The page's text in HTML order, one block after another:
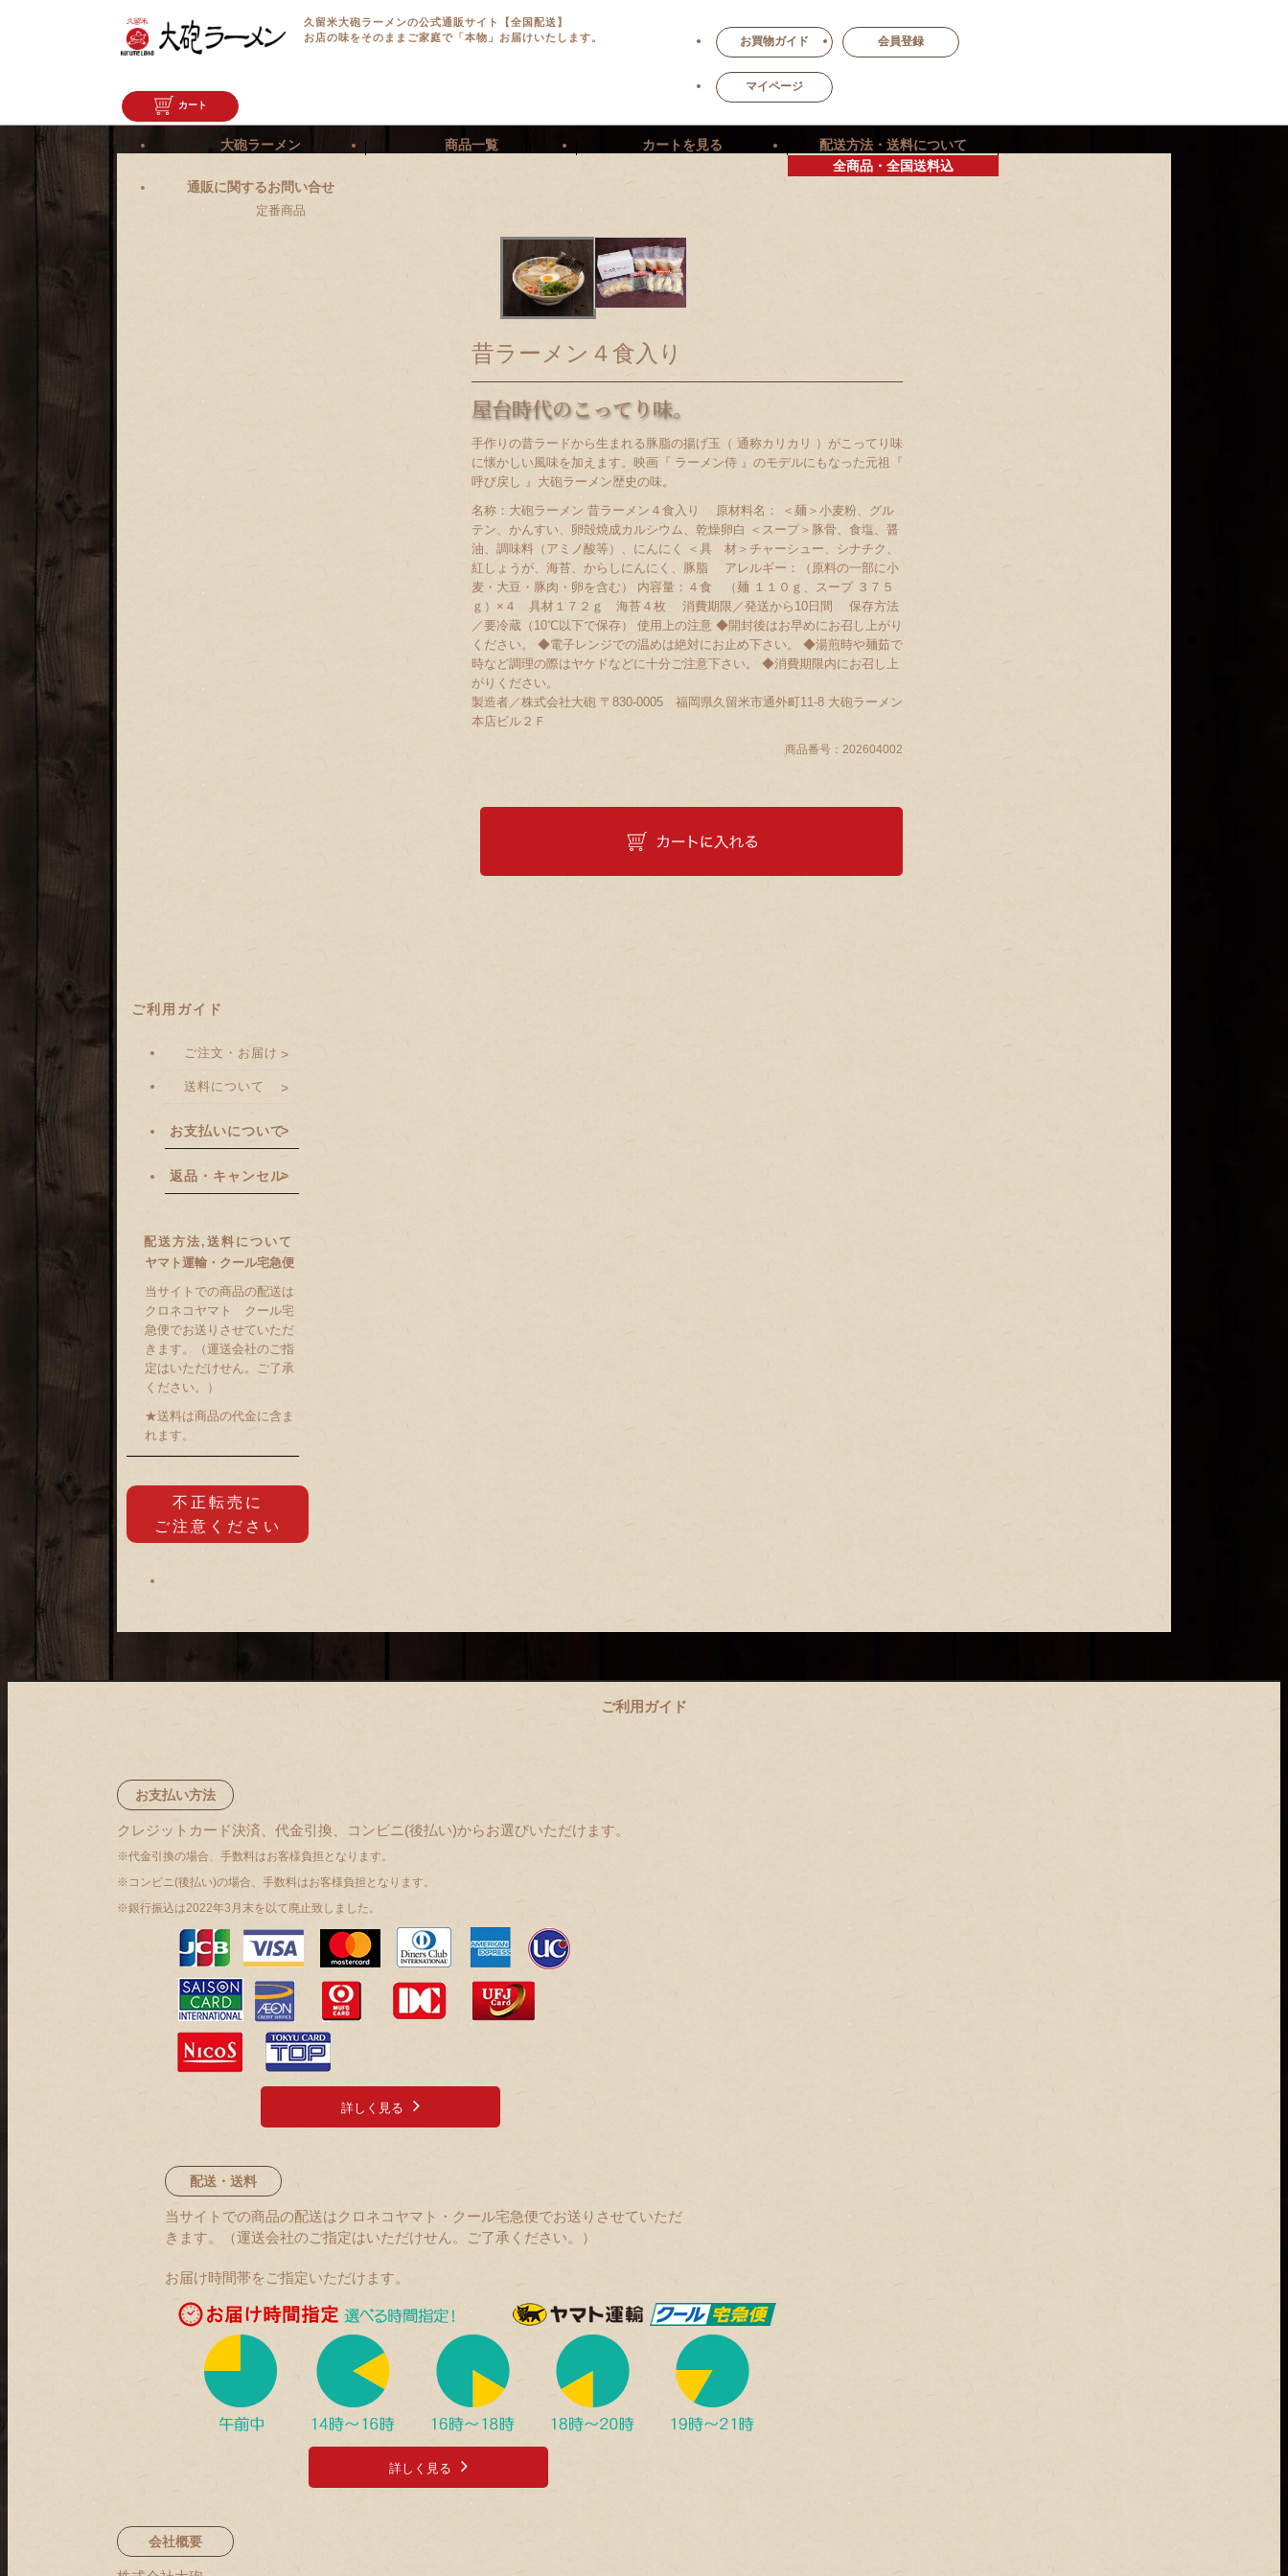
久留米大砲ラーメンの公式通販サイト【全国配送】
お店の味をそのままご家庭で「本物」お届けいたします。
お買物ガイド 会員登録
マイページ
カート
大砲ラーメン 商品一覧 カートを見る
配送方法・送料について
全商品・全国送料込
通販に関するお問い合せ
定番商品
昔ラーメン４食入り
屋台時代のこってり味。
手作りの昔ラードから生まれる豚脂の揚げ玉（ 通称カリカリ ）がこってり味
に懐かしい風味を加えます。映画『 ラーメン侍 』のモデルにもなった元祖『
呼び戻し 』大砲ラーメン歴史の味。
名称：大砲ラーメン 昔ラーメン４食入り 原材料名： ＜麺＞小麦粉、グル
テン、かんすい、卵殻焼成カルシウム、乾燥卵白 ＜スープ＞豚骨、食塩、醤
油、調味料（アミノ酸等）、にんにく ＜具 材＞チャーシュー、シナチク、
紅しょうが、海苔、からしにんにく、豚脂 アレルギー：（原料の一部に小
麦・大豆・豚肉・卵を含む） 内容量：４食 （麺 １１０ｇ、スープ ３７５
ｇ）×４ 具材１７２ｇ 海苔４枚 消費期限／発送から10日間 保存方法
／要冷蔵（10℃以下で保存） 使用上の注意 ◆開封後はお早めにお召し上がり
ください。 ◆電子レンジでの温めは絶対にお止め下さい。 ◆湯煎時や麺茹で
時など調理の際はヤケドなどに十分ご注意下さい。 ◆消費期限内にお召し上
がりください。
製造者／株式会社大砲 〒830-0005 福岡県久留米市通外町11-8 大砲ラーメン
本店ビル２Ｆ
商品番号： 202604002
ご利用ガイド
ご注文・お届け
送料について
お支払いについて
返品・キャンセル
配送方法,送料について
ヤマト運輸・クール宅急便
当サイトでの商品の配送は
クロネコヤマト クール宅
急便でお送りさせていただ
きます。（運送会社のご指
定はいただけせん。ご了承
ください。）
★送料は商品の代金に含ま
れます。
不正転売に
ご注意ください
ご利用ガイド
お支払い方法
クレジットカード決済、代金引換、コンビニ(後払い)からお選びいただけます。
※代金引換の場合、手数料はお客様負担となります。
※コンビニ(後払い)の場合、手数料はお客様負担となります。
※銀行振込は2022年3月末を以て廃止致しました。
詳しく見る
配送・送料
当サイトでの商品の配送はクロネコヤマト・クール宅急便でお送りさせていただ
きます。（運送会社のご指定はいただけせん。ご了承ください。）
お届け時間帯をご指定いただけます。
詳しく見る
会社概要